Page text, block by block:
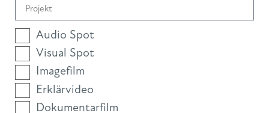
Audio Spot
Visual Spot
Imagefilm
Erklärvideo
Dokumentarfilm